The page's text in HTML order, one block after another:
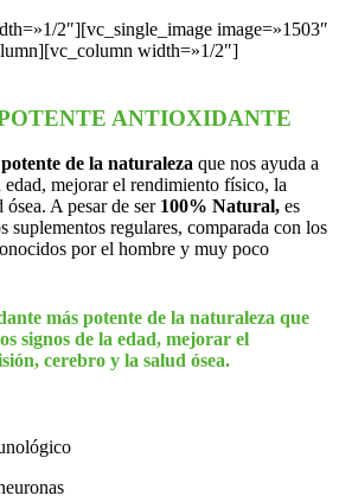
2″][vc_single_image image=»1503″
width=»1/2″]
ANTIOXIDANTE
de la naturaleza que nos ayuda a
mejorar el rendimiento físico, la
A pesar de ser 100% Natural, es
suplementos regulares, comparada con los
por el hombre y muy poco
más potente de la naturaleza que
signos de la edad, mejorar el
cerebro y la salud ósea.